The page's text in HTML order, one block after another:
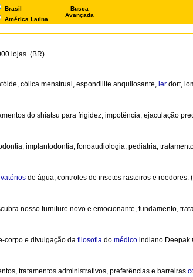
Brasil
América Latina
Busca
Avançada
lojas. (BR)
cólica menstrual, espondilite anquilosante, ler dort,
do shiatsu para frigidez, impotência, ejaculação
implantodontia, fonoaudiologia, pediatria,
de água, controles de insetos rasteiros e roedores.
nosso furniture novo e emocionante, fundamento,
corpo e divulgação da filosofia do médico indiano Deepak
tratamentos administrativos, preferências e barreiras